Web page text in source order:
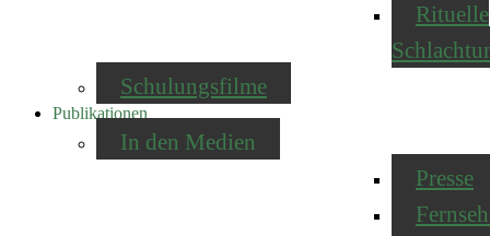
Rituelle
Schulungsfilme
Publikationen
In den Medien
Presse